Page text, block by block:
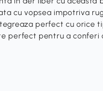
cu vopsea impotriva
perfect cu orice
perfect pentru a conferi